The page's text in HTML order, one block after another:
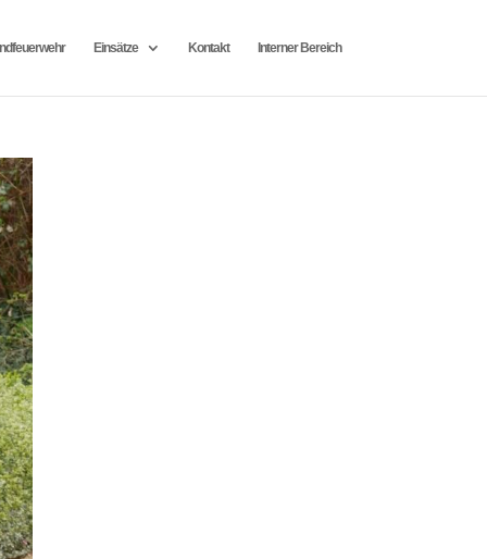
Einsätze Kontakt Interner Bereich